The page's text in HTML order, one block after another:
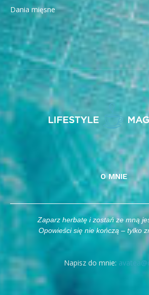
Dania mięsne
O MNIE
Zaparz herbatę i zostań ze mną
Opowieści się nie kończą – tylko
Napisz do mnie: